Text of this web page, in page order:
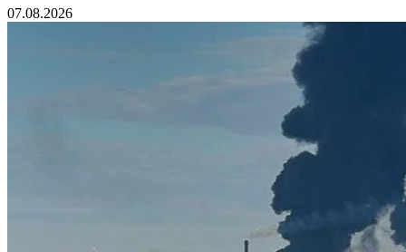
07.08.2026